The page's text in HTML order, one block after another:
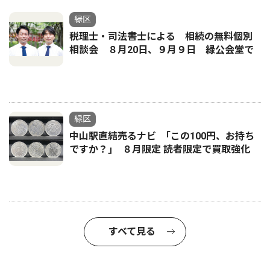
緑区
税理士・司法書士による 相続の無料個別
相談会 ８月20日、９月９日 緑公会堂で
緑区
中山駅直結売るナビ ｢この100円、お持ち
ですか？｣ ８月限定 読者限定で買取強化
すべて見る